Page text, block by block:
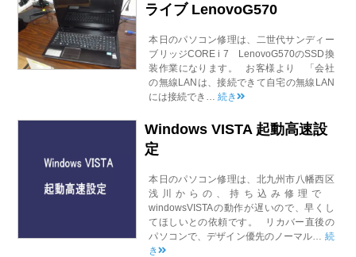
ライブ LenovoG570
本日のパソコン修理は、二世代サンディー
ブリッジCORE i 7 LenovoG570のSSD換
装作業になります。 お客様より 「会社
の無線LANは、接続できて自宅の無線LAN
には接続でき…続き
Windows VISTA 起動高速設
定
本日のパソコン修理は、北九州市八幡西区
浅川からの、持ち込み修理で
windowsVISTAの動作が遅いので、早くし
てほしいとの依頼です。 リカバー直後の
パソコンで、デザイン優先のノーマル… 続
き